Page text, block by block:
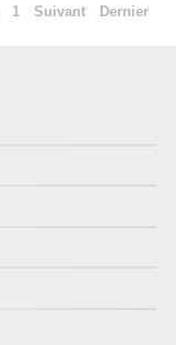
1 Suivant Dernier